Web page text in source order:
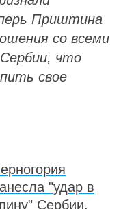
Приштина
со всеми
что
свое
"удар в
Сербии.